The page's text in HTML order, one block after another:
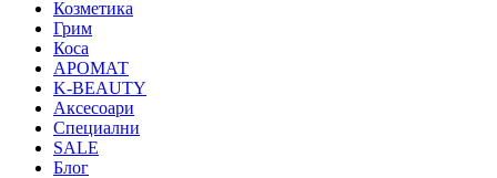
Козметика
Грим
Коса
АРОМАТ
K-BEAUTY
Аксесоари
Специални
SALE
Блог